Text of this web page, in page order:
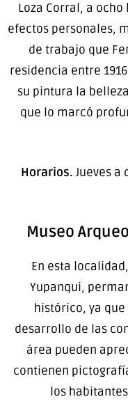
Loza Corral, a
efectos personales,
de trabajo que
residencia entre
su pintura la
que lo marcó
Horarios. Jueves a
Museo
En esta
Yupanqui,
histórico, ya
desarrollo de las
área pueden
contienen
los